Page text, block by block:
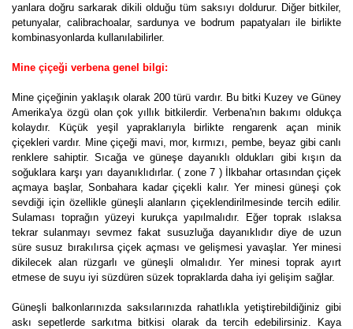
yanlara doğru sarkarak dikili olduğu tüm saksıyı doldurur. Diğer bitkiler,
petunyalar, calibrachoalar, sardunya ve bodrum papatyaları ile birlikte
kombinasyonlarda kullanılabilirler.
Mine çiçeği verbena genel bilgi:
Mine çiçeğinin yaklaşık olarak 200 türü vardır. Bu bitki Kuzey ve Güney
Amerika'ya özgü olan çok yıllık bitkilerdir. Verbena'nın bakımı oldukça
kolaydır. Küçük yeşil yapraklarıyla birlikte rengarenk açan minik
çiçekleri vardır. Mine çiçeği mavi, mor, kırmızı, pembe, beyaz gibi canlı
renklere sahiptir. Sıcağa ve güneşe dayanıklı oldukları gibi kışın da
soğuklara karşı yarı dayanıklıdırlar. ( zone 7 ) İlkbahar ortasından çiçek
açmaya başlar, Sonbahara kadar çiçekli kalır. Yer minesi güneşi çok
sevdiği için özellikle güneşli alanların çiçeklendirilmesinde tercih edilir.
Sulaması toprağın yüzeyi kurukça yapılmalıdır. Eğer toprak ıslaksa
tekrar sulanmayı sevmez fakat susuzluğa dayanıklıdır diye de uzun
süre susuz bırakılırsa çiçek açması ve gelişmesi yavaşlar. Yer minesi
dikilecek alan rüzgarlı ve güneşli olmalıdır. Yer minesi toprak ayırt
etmese de suyu iyi süzdüren süzek topraklarda daha iyi gelişim sağlar.
Güneşli balkonlarınızda saksılarınızda rahatlıkla yetiştirebildiğiniz gibi
askı sepetlerde sarkıtma bitkisi olarak da tercih edebilirsiniz. Kaya